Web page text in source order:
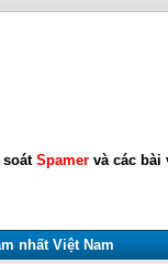
soátSpamervà các bài
nhất Việt Nam